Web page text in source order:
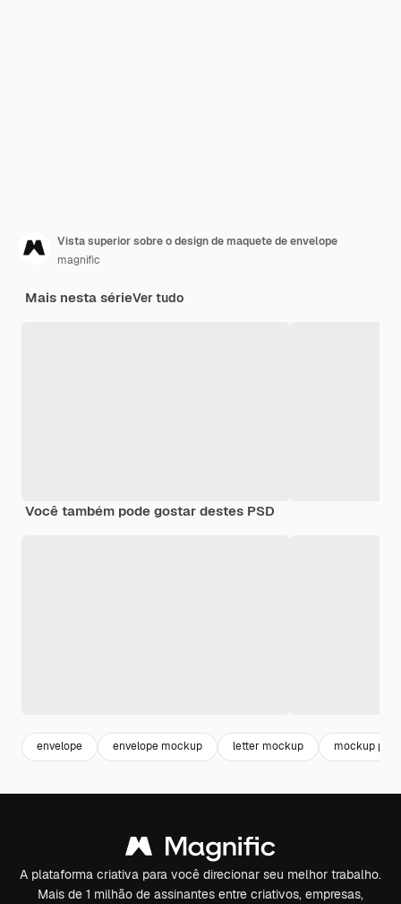
Vista superior sobre o design de maquete de envelope
magnific
Mais nesta sérieVer tudo
Você também pode gostar destes PSD
envelope envelope mockup letter mockup mockup
A plataforma criativa para você direcionar seu melhor trabalho.
Mais de 1 milhão de assinantes entre criativos, empresas,